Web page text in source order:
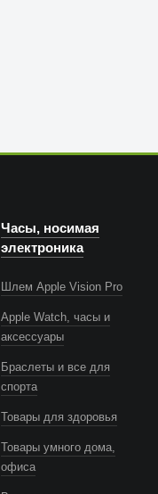
Часы, носимая
электроника
Шлем Apple Vision Pro
Apple Watch, часы и
аксессуары
Браслеты и все для
спорта
Товары для здоровья
Товары умного дома,
офиса